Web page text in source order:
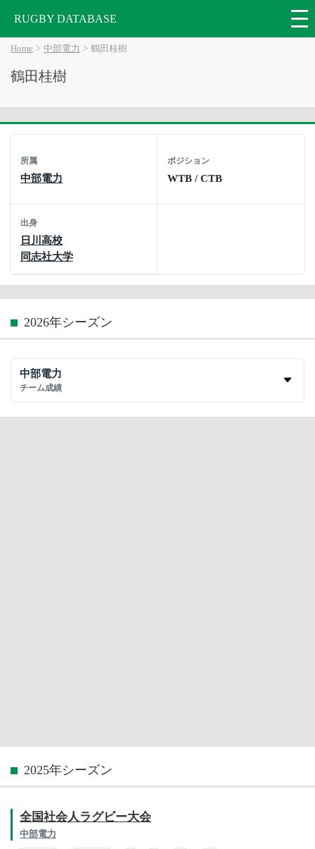
RUGBY DATABASE
Home 中部電力 鶴田桂樹
鶴田桂樹
所属
中部電力
ポジション
WTB / CTB
出身
日川高校
同志社大学
2026年シーズン
中部電力
チーム成績
2025年シーズン
全国社会人ラグビー大会
中部電力